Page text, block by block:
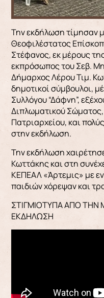
Την εκδήλωση τίμησαν
Θεοφιλέστατος
Στέφανος, εκ μέρους
εκπρόσωπος του Σεβ.
Δήμαρχος Λέρου Τιμ.
δημοτικοί σύμβουλοι,
Συλλόγου “Δάφνη”,
Διπλωματικού
Πατριαρχείου, και
στην εκδήλωση.
Την εκδήλωση
Κωττάκης και στη
ΚΕΠΕΑΛ «Άρτεμις» με
παιδιών χόρεψαν και
ΣΤΙΓΜΙΟΤΥΠΑ ΑΠΟ ΤΗΝ
ΕΚΔΗΛΩΣΗ